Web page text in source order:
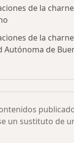
de la
de la
Autónoma de
un sustituto de